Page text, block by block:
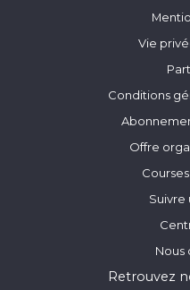
Vie
Conditions
Offre
Suivre
Nous
Retrouvez